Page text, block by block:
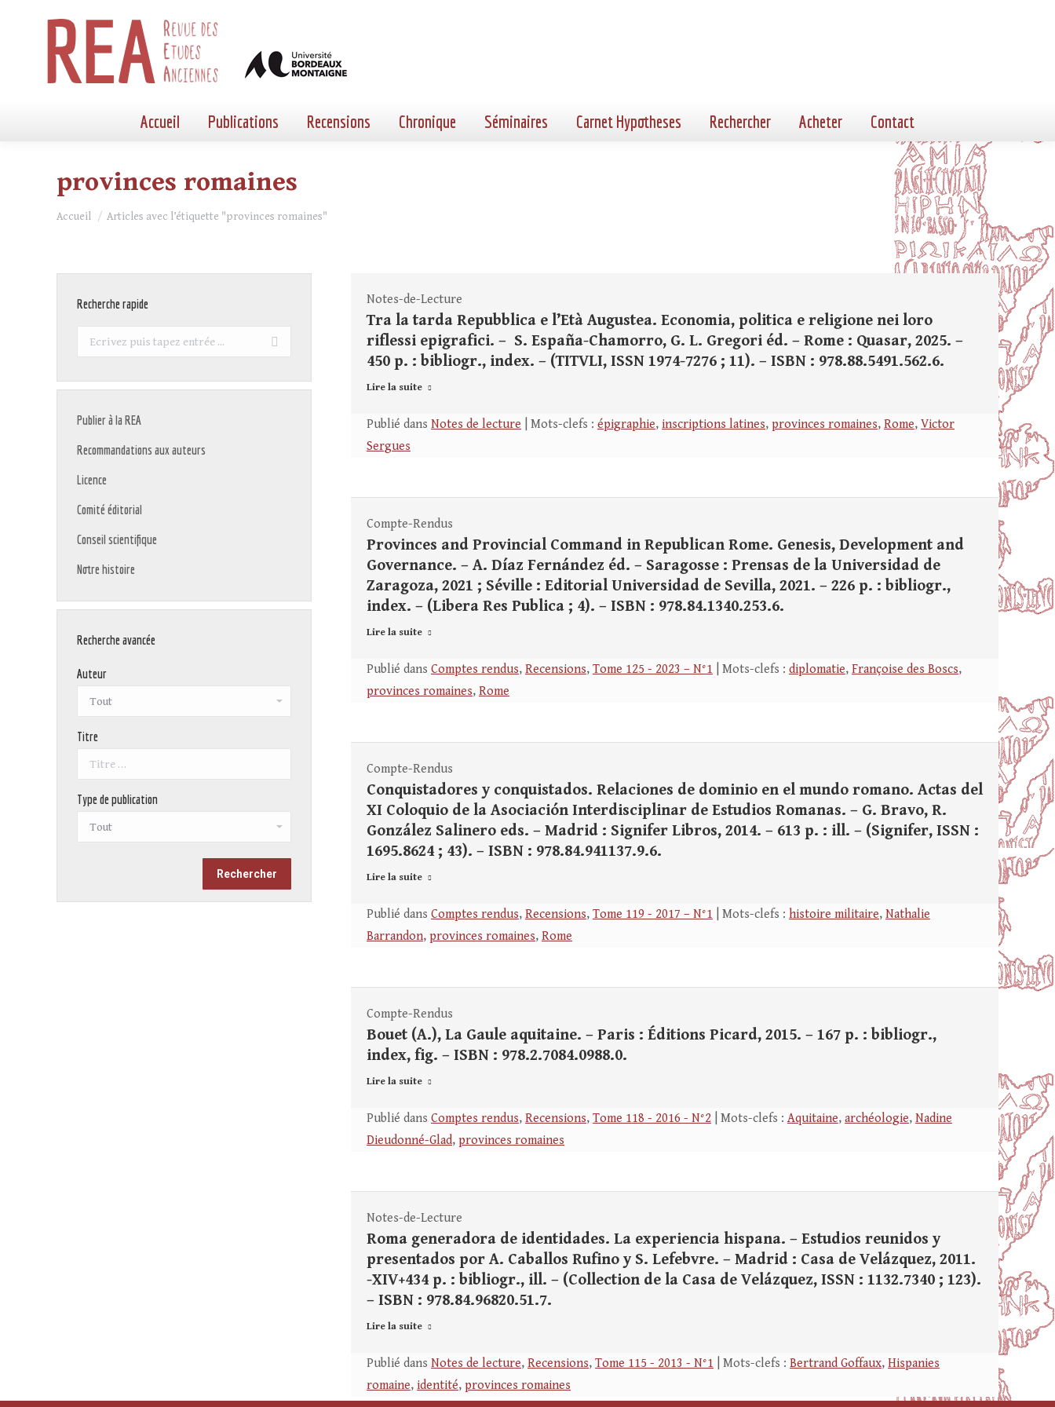
Accueil Publications Recensions Chronique Séminaires Carnet Hypotheses Rechercher Acheter Contact
provinces romaines
Vous êtes ici :
Accueil Articles avec l’étiquette "provinces romaines"
Notes-de-Lecture
Tra la tarda Repubblica e l’Età Augustea. Economia, politica e religione nei loro
riflessi epigrafici. – S. España-Chamorro, G. L. Gregori éd. – Rome : Quasar, 2025. –
450 p. : bibliogr., index. – (TITVLI, ISSN 1974-7276 ; 11). – ISBN : 978.88.5491.562.6.
Lire la suite
Publié dans Notes de lecture | Mots-clefs : épigraphie, inscriptions latines, provinces romaines, Rome, Victor
Sergues
Compte-Rendus
Provinces and Provincial Command in Republican Rome. Genesis, Development and
Governance. – A. Díaz Fernández éd. – Saragosse : Prensas de la Universidad de
Zaragoza, 2021 ; Séville : Editorial Universidad de Sevilla, 2021. – 226 p. : bibliogr.,
index. – (Libera Res Publica ; 4). – ISBN : 978.84.1340.253.6.
Lire la suite
Publié dans Comptes rendus, Recensions, Tome 125 - 2023 – N°1 | Mots-clefs : diplomatie, Françoise des Boscs,
provinces romaines, Rome
Compte-Rendus
Conquistadores y conquistados. Relaciones de dominio en el mundo romano. Actas del
XI Coloquio de la Asociación Interdisciplinar de Estudios Romanas. – G. Bravo, R.
González Salinero eds. – Madrid : Signifer Libros, 2014. – 613 p. : ill. – (Signifer, ISSN :
1695.8624 ; 43). – ISBN : 978.84.941137.9.6.
Lire la suite
Publié dans Comptes rendus, Recensions, Tome 119 - 2017 – N°1 | Mots-clefs : histoire militaire, Nathalie
Barrandon, provinces romaines, Rome
Compte-Rendus
Bouet (A.), La Gaule aquitaine. – Paris : Éditions Picard, 2015. – 167 p. : bibliogr.,
index, fig. – ISBN : 978.2.7084.0988.0.
Lire la suite
Publié dans Comptes rendus, Recensions, Tome 118 - 2016 - N°2 | Mots-clefs : Aquitaine, archéologie, Nadine
Dieudonné-Glad, provinces romaines
Notes-de-Lecture
Roma generadora de identidades. La experiencia hispana. – Estudios reunidos y
presentados por A. Caballos Rufino y S. Lefebvre. – Madrid : Casa de Velázquez, 2011.
-XIV+434 p. : bibliogr., ill. – (Collection de la Casa de Velázquez, ISSN : 1132.7340 ; 123).
– ISBN : 978.84.96820.51.7.
Lire la suite
Publié dans Notes de lecture, Recensions, Tome 115 - 2013 - N°1 | Mots-clefs : Bertrand Goffaux, Hispanies
romaine, identité, provinces romaines
Recherche rapide
Recherche
Publier à la REA
Recommandations aux auteurs
Licence
Comité éditorial
Conseil scientifique
Notre histoire
Recherche avancée
Auteur
Titre
Type de publication